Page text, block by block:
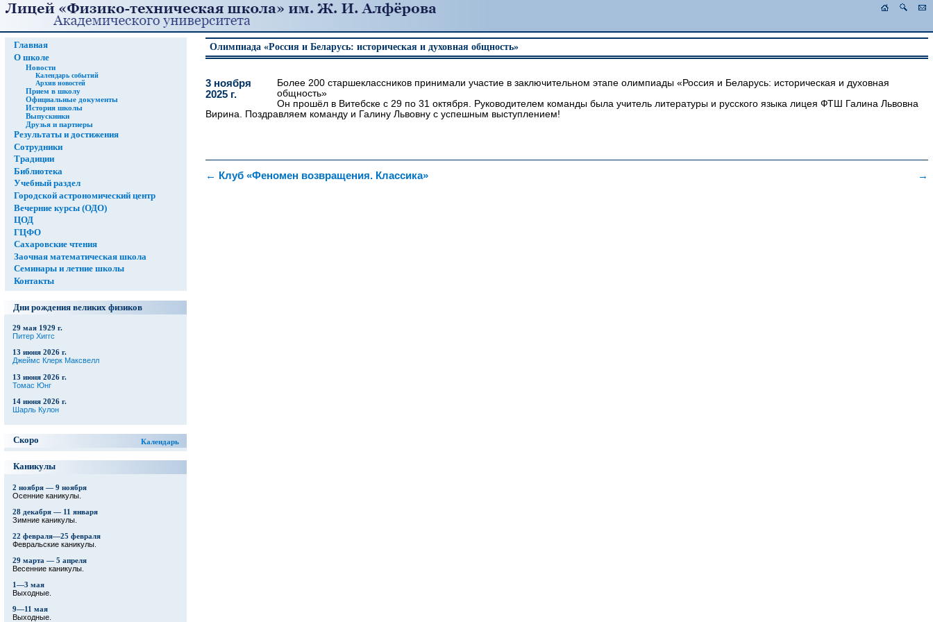
Главная
О школе
Новости
Календарь событий
Архив новостей
Прием в школу
Официальные документы
История школы
Выпускники
Друзья и партнеры
Результаты и достижения
Сотрудники
Традиции
Библиотека
Учебный раздел
Городской астрономический центр
Вечерние курсы (ОДО)
ЦОД
ГЦФО
Сахаровские чтения
Заочная математическая школа
Семинары и летние школы
Контакты
Дни рождения великих физиков
29 мая 1929 г.
Питер Хиггс
13 июня 2026 г.
Джеймс Клерк Максвелл
13 июня 2026 г.
Томас Юнг
14 июня 2026 г.
Шарль Кулон
Скоро Календарь
Каникулы
2 ноября — 9 ноября
Осенние каникулы.
28 декабря — 11 января
Зимние каникулы.
22 февраля—25 февраля
Февральские каникулы.
29 марта — 5 апреля
Весенние каникулы.
1—3 мая
Выходные.
9—11 мая
Выходные.
Олимпиада «Россия и Беларусь: историческая и духовная общность»
3 ноября
2025 г.
Более 200 старшеклассников принимали участие в заключительном этапе олимпиады «Россия и Беларусь: историческая и духовная
общность»
Он прошёл в Витебске с 29 по 31 октября. Руководителем команды была учитель литературы и русского языка лицея ФТШ Галина Львовна
Вирина. Поздравляем команду и Галину Львовну с успешным выступлением!
← Клуб «Феномен возвращения. Классика» →